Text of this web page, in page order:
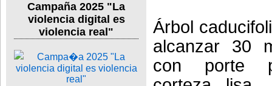
Campaña 2025 "La
violencia digital es
violencia real"
Árbol
alcanzar 30
con porte